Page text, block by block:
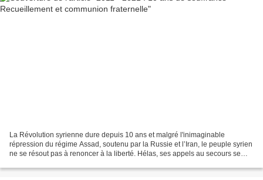
La Révolution syrienne dure depuis 10 ans et malgré l'inimaginable
répression du régime Assad, soutenu par la Russie et l’Iran, le peuple syrien
ne se résout pas à renoncer à la liberté. Hélas, ses appels au secours se